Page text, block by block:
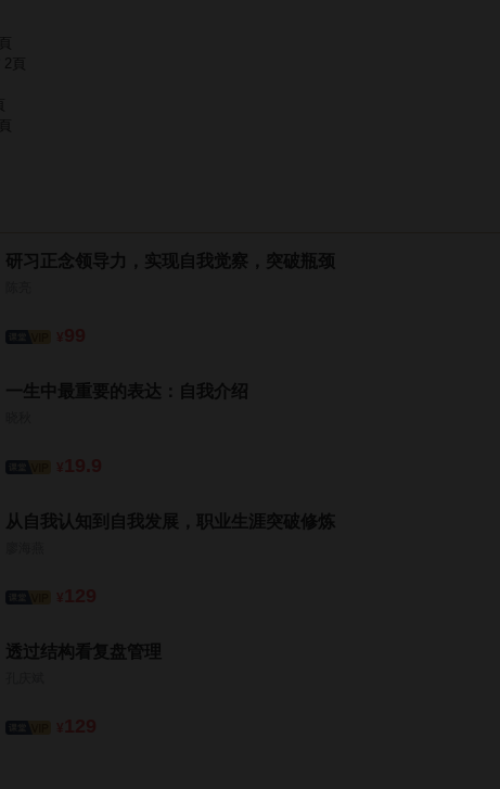
2頁
研习正念领导力，实现自我觉察，突破瓶颈
一生中最重要的表达：自我介绍
从自我认知到自我发展，职业生涯突破修炼
透过结构看复盘管理